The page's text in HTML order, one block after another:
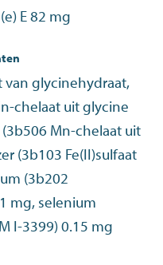
D3 1980 IE, 3a700 Vitamin(e) E 82 mg
van glycinehydraat,
chelaat uit glycine
Mn-chelaat uit
(3b103 Fe(II)sulfaat
(3b202
mg, selenium
I-3399) 0.15 mg